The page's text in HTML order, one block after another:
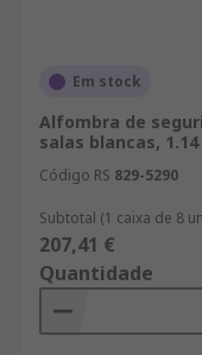
Em stock
Alfombra de
salas blancas,
Código RS 829-5290
Subtotal (1 caixa de 8
207,41 €
Quantidade